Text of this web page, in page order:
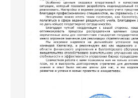
Предоставляем полный
комплекс услуг
казначейского
сопровождения